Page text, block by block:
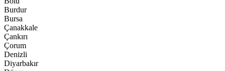
Burdur
Bursa
Çanakkale
Çankırı
Çorum
Denizli
Diyarbakır